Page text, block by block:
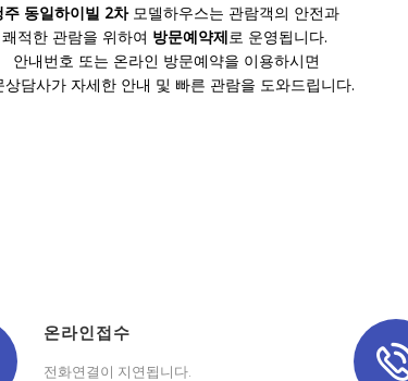
주 동일하이빌 2차모델하우스는 관람객의 안전과
쾌적한 관람을 위하여 방문예약제로 운영됩니다.
안내번호 또는 온라인 방문예약을 이용하시면
상담사가 자세한 안내 및 빠른 관람을 도와드립니다.
온라인접수
전화연결이 지연됩니다.